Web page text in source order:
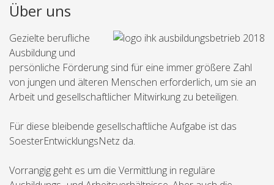
Über uns
Gezielte berufliche
Ausbildung und
persönliche Förderung sind für eine immer größere Zahl
von jungen und älteren Menschen erforderlich, um sie an
Arbeit und gesellschaftlicher Mitwirkung zu beteiligen.
Für diese bleibende gesellschaftliche Aufgabe ist das
SoesterEntwicklungsNetz da.
Vorrangig geht es um die Vermittlung in reguläre